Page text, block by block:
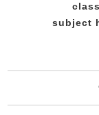
subject